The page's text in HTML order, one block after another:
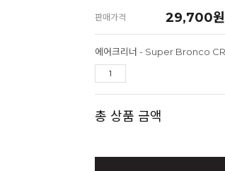
판매가격 29,700원
총 상품 금액